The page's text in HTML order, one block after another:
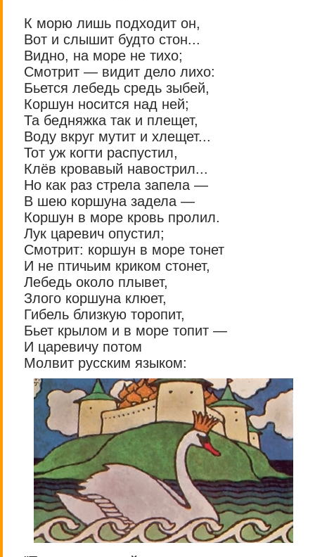
К морю лишь подходит он,
Вот и слышит будто стон...
Видно, на море не тихо;
Смотрит — видит дело лихо:
Бьется лебедь средь зыбей,
Коршун носится над ней;
Та бедняжка так и плещет,
Воду вкруг мутит и хлещет...
Тот уж когти распустил,
Клёв кровавый навострил...
Но как раз стрела запела —
В шею коршуна задела —
Коршун в море кровь пролил.
Лук царевич опустил;
Смотрит: коршун в море тонет
И не птичьим криком стонет,
Лебедь около плывет,
Злого коршуна клюет,
Гибель близкую торопит,
Бьет крылом и в море топит —
И царевичу потом
Молвит русским языком: